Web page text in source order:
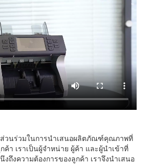
วนร่วมในการนำเสนอผลิตภัณฑ์คุณภาพที่
ค้า เราเป็นผู้จำหน่าย ผู้ค้า และผู้นำเข้าที่
งถึงความต้องการของลูกค้า เราจึงนำเสนอ